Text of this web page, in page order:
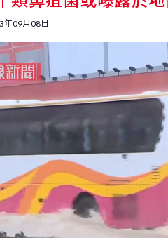
年09月08日